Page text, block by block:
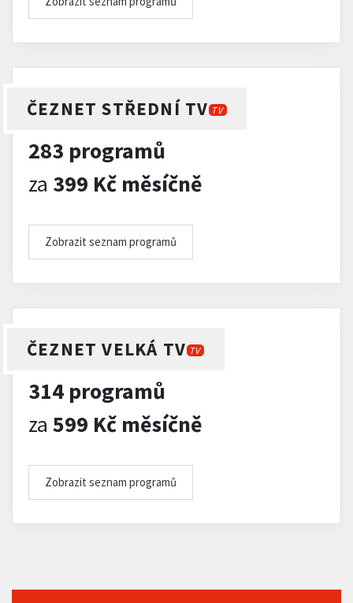
ČEZNET STŘEDNÍ TV TV
283 programů
za 399 Kč měsíčně
Zobrazit seznam programů
ČEZNET VELKÁ TV TV
314 programů
za 599 Kč měsíčně
Zobrazit seznam programů